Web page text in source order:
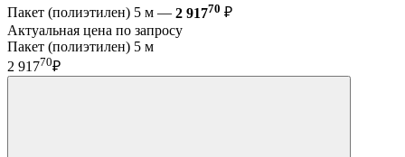
Пакет (полиэтилен) 5 м — 2 91770 ₽
Актуальная цена по запросу
Пакет (полиэтилен) 5 м
2 91770₽